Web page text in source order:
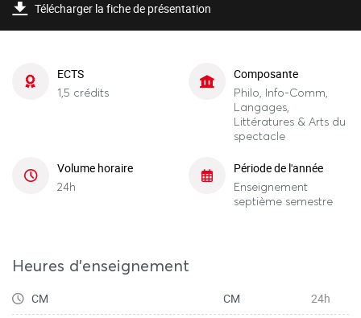
Télécharger la fiche de présentation
ECTS
1,5 crédits
Composante
Philo, Info-Comm,
Langages,
Littératures & Arts du
spectacle
Volume horaire
24h
Période de l'année
Enseignement
septième semestre
Heures d'enseignement
CM CM 24h